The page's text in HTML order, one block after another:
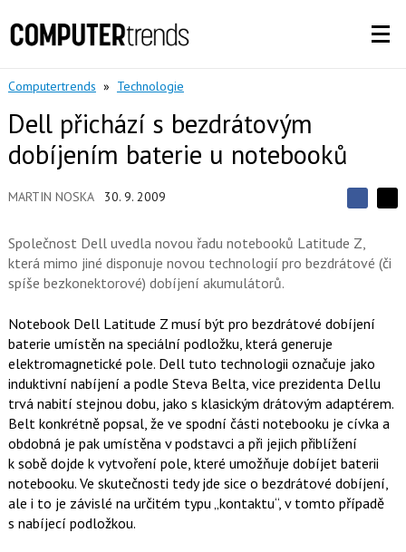
Computertrends » Technologie
Dell přichází s bezdrátovým
dobíjením baterie u notebooků
MARTIN NOSKA 30. 9. 2009
S
í
l
t
S
í
l
e
n
a
a
e
b
o
e
X
Společnost Dell uvedla novou řadu notebooků Latitude Z,
která mimo jiné disponuje novou technologií pro bezdrátové (či
spíše bezkonektorové) dobíjení akumulátorů.
Notebook Dell Latitude Z musí být pro bezdrátové dobíjení
baterie umístěn na speciální podložku, která generuje
elektromagnetické pole. Dell tuto technologii označuje jako
induktivní nabíjení a podle Steva Belta, vice prezidenta Dellu
trvá nabití stejnou dobu, jako s klasickým drátovým adaptérem.
Belt konkrétně popsal, že ve spodní části notebooku je cívka a
obdobná je pak umístěna v podstavci a při jejich přiblížení
k sobě dojde k vytvoření pole, které umožňuje dobíjet baterii
notebooku. Ve skutečnosti tedy jde sice o bezdrátové dobíjení,
ale i to je závislé na určitém typu „kontaktu“, v tomto případě
s nabíjecí podložkou.